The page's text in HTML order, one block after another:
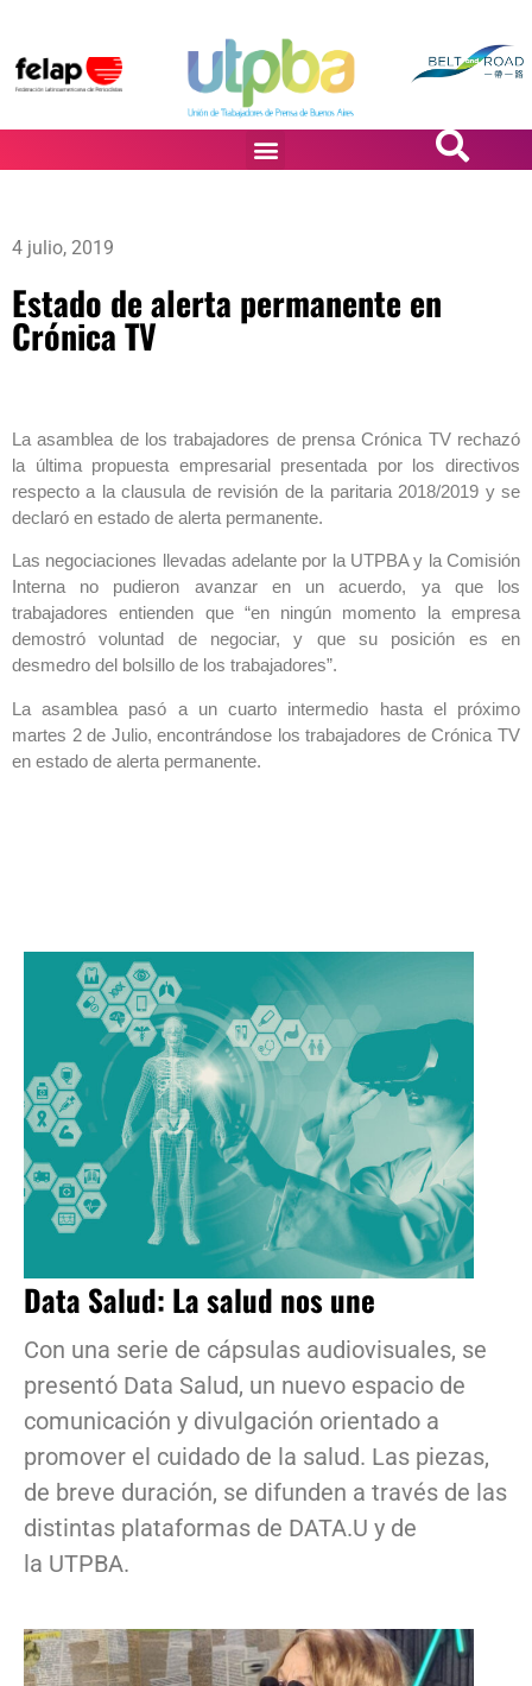
4 julio, 2019
Estado de alerta permanente en
Crónica TV
La asamblea de los trabajadores de prensa Crónica TV rechazó
la última propuesta empresarial presentada por los directivos
respecto a la clausula de revisión de la paritaria 2018/2019 y se
declaró en estado de alerta permanente.
Las negociaciones llevadas adelante por la UTPBA y la Comisión
Interna no pudieron avanzar en un acuerdo, ya que los
trabajadores entienden que “en ningún momento la empresa
demostró voluntad de negociar, y que su posición es en
desmedro del bolsillo de los trabajadores”.
La asamblea pasó a un cuarto intermedio hasta el próximo
martes 2 de Julio, encontrándose los trabajadores de Crónica TV
en estado de alerta permanente.
Data Salud: La salud nos une
Con una serie de cápsulas audiovisuales, se
presentó Data Salud, un nuevo espacio de
comunicación y divulgación orientado a
promover el cuidado de la salud. Las piezas,
de breve duración, se difunden a través de las
distintas plataformas de DATA.U y de
la UTPBA.